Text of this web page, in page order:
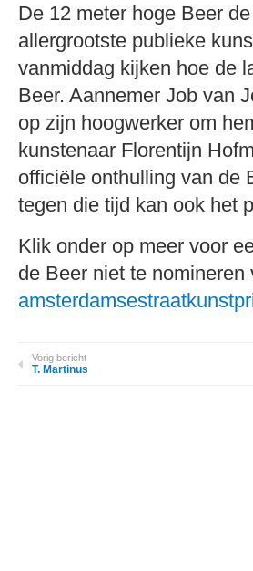
De 12 meter hoge Beer
allergrootste publieke
vanmiddag kijken hoe de
Beer. Aannemer Job van
op zijn hoogwerker om
kunstenaar Florentijn
officiële onthulling van de
tegen die tijd kan ook het
Klik onder op meer voor
de Beer niet te nomineren
Vorig bericht
T. Martinus